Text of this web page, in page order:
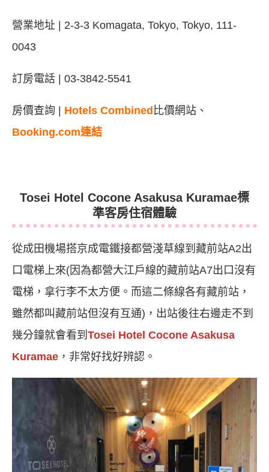
營業地址 | 2-3-3 Komagata, Tokyo, Tokyo, 111-
0043
訂房電話 | 03-3842-5541
房價查詢 | Hotels Combined 比價網站、
Booking.com連結
Tosei Hotel Cocone Asakusa Kuramae標
準客房住宿體驗
從成田機場搭京成電鐵接都營淺草線到藏前站A2出
口電梯上來(因為都營大江戶線的藏前站A7出口沒有
電梯，拿行李不太方便。而這二條線各有藏前站，
雖然都叫藏前站但沒有互通)，出站後往右邊走不到
幾分鐘就會看到 Tosei Hotel Cocone Asakusa
Kuramae ，非常好找好辨認。